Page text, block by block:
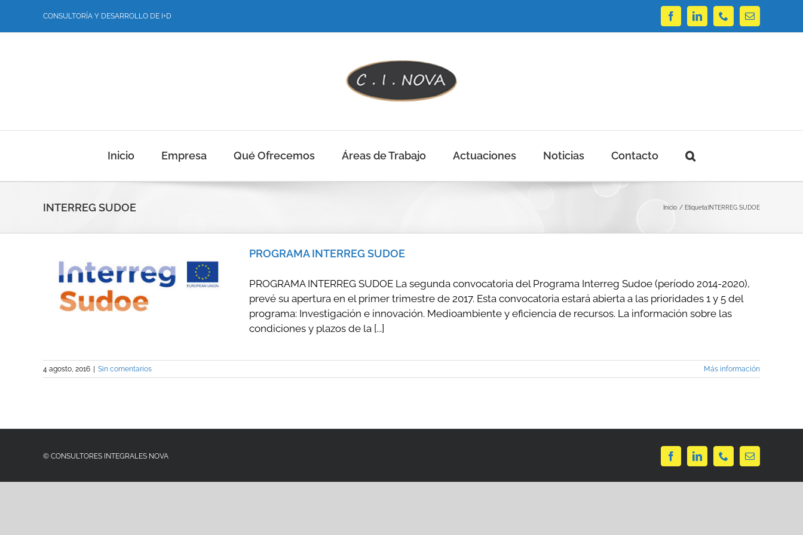
contenido
CONSULTORÍA Y DESARROLLO DE I+D FacebookLinkedInPhone Correo
electrónico
Inicio Empresa Qué Ofrecemos Áreas de Trabajo Actuaciones Noticias Contacto
INTERREG SUDOE Inicio Etiqueta: INTERREG SUDOE
PROGRAMA INTERREG SUDOE
PROGRAMA INTERREG SUDOE La segunda convocatoria del Programa Interreg Sudoe (período 2014-2020),
prevé su apertura en el primer trimestre de 2017. Esta convocatoria estará abierta a las prioridades 1 y 5 del
programa: Investigación e innovación. Medioambiente y eficiencia de recursos. La información sobre las
condiciones y plazos de la [...]
4 agosto, 2016 Sin comentarios Más información
© CONSULTORES INTEGRALES NOVA FacebookLinkedInPhone Correo
electrónico